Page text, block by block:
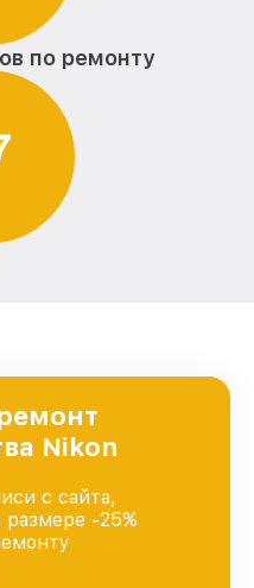
по ремонту
Nikon
с сайта,
размере -25%